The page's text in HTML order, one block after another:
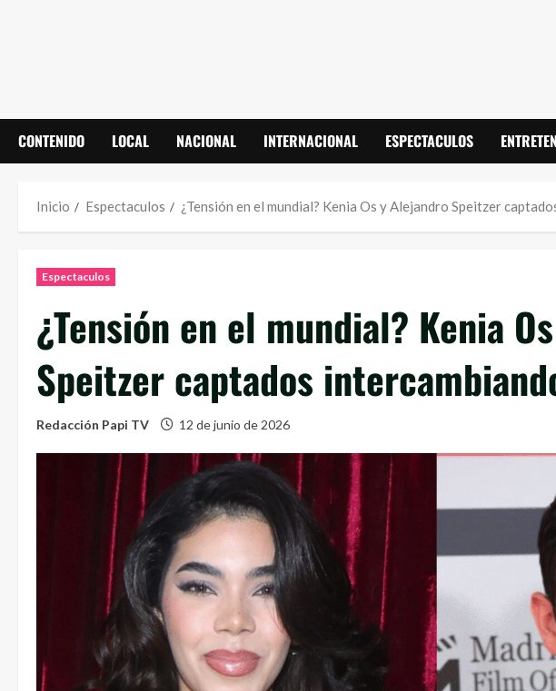
CONTENIDO LOCAL NACIONAL INTERNACIONAL ESPECTACULOS
Inicio Espectaculos ¿Tensión en el mundial? Kenia Os y Alejandro Speitzer
Espectaculos
¿Tensión en el mundial? Kenia
Speitzer captados
Redacción Papi TV 12 de junio de 2026